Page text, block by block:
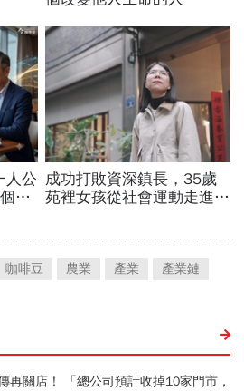
咖啡豆 農業 產業 產業鏈
再關店！ 「總公司預計收掉10家門市，